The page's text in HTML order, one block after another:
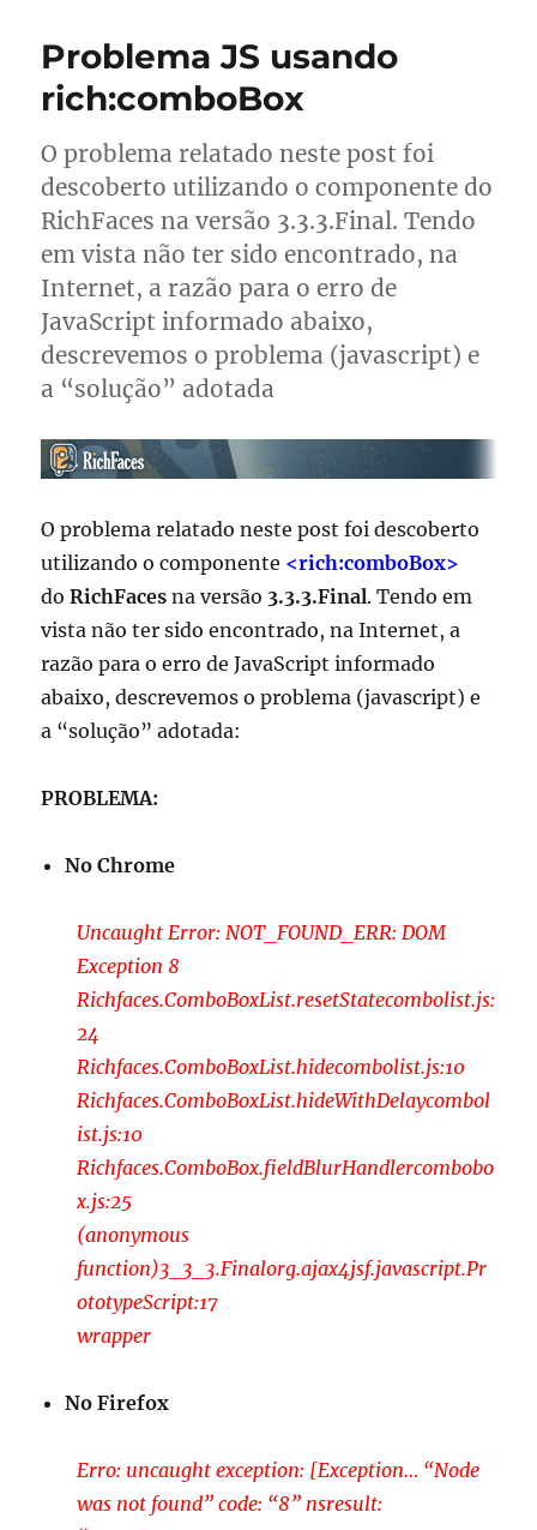
Firefox
Problema JS usando
rich:comboBox
O problema relatado neste post foi
descoberto utilizando o componentedo
RichFaces na versão 3.3.3.Final. Tendo
em vista não ter sido encontrado, na
Internet, a razão para o erro de
JavaScript informado abaixo,
descrevemos o problema (javascript) e
a “solução” adotada
O problema relatado neste post foi descoberto
utilizando o componente <rich:comboBox>
doRichFaces na versão 3.3.3.Final. Tendo em
vista não ter sido encontrado, na Internet, a
razão para o erro de JavaScript informado
abaixo, descrevemos o problema (javascript) e
a “solução” adotada:
PROBLEMA:
No Chrome
Uncaught Error: NOT_FOUND_ERR: DOM
Exception 8
Richfaces.ComboBoxList.resetStatecombolist.js:
24
Richfaces.ComboBoxList.hidecombolist.js:10
Richfaces.ComboBoxList.hideWithDelaycombol
ist.js:10
Richfaces.ComboBox.fieldBlurHandlercombobo
x.js:25
(anonymous
function)3_3_3.Finalorg.ajax4jsf.javascript.Pr
ototypeScript:17
wrapper
No Firefox
Erro: uncaught exception: [Exception… “Node
was not found” code: “8” nsresult: